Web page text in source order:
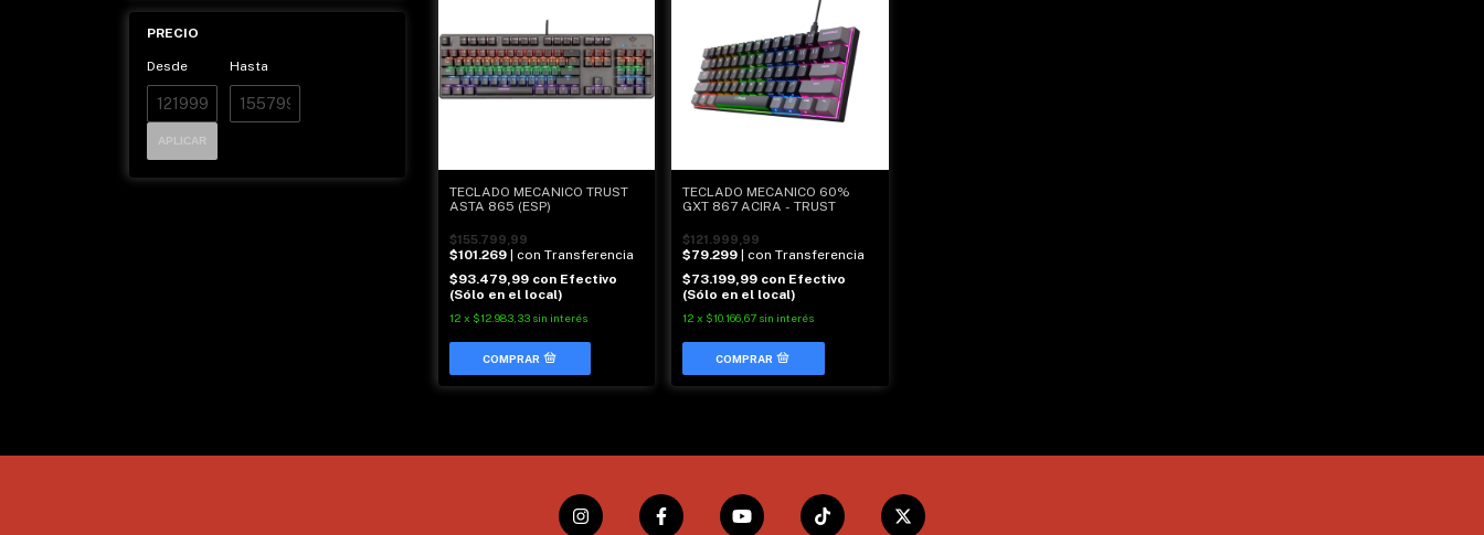
PRECIO
Desde Hasta
APLICAR
TECLADO MECANICO TRUST
ASTA 865 (ESP)
$155.799,99
$101.269
| con Transferencia
$93.479,99 con Efectivo
(Sólo en el local)
12 x $12.983,33 sin interés
TECLADO MECANICO 60%
GXT 867 ACIRA - TRUST
$121.999,99
$79.299
| con Transferencia
$73.199,99 con Efectivo
(Sólo en el local)
12 x $10.166,67 sin interés